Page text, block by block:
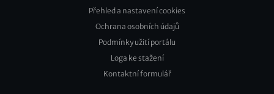
FooterPřehled a nastavení cookies
Ochrana osobních údajů
Podmínky užití portálu
Loga ke stažení
Kontaktní formulář